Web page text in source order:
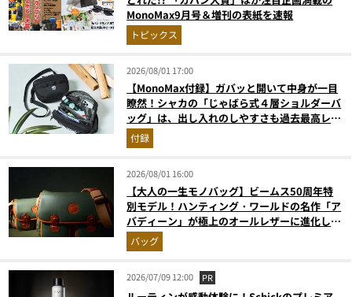
MonoMax9月号＆増刊の表紙を速報
トピックス
2026/08/01 17:00
【MonoMax付録】ガバッと開いて中身が一目
瞭然！シャカの「じゃばら式４層ショルダーバ
ッグ」は、出し入れのしやすさも過去最高レベ
ルだった！
付録
2026/08/01 16:00
【大人の一生モノバッグ】ビームス50周年特
別モデル！ハンティング・ワールドの名作「ア
バディーン」が極上のオールレザーに進化して
登場
バッグ
2026/07/09 12:00 PR